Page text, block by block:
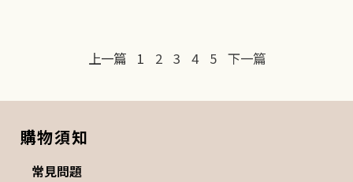
上一篇 1 2 3 4 5 下一篇
購物須知
常見問題